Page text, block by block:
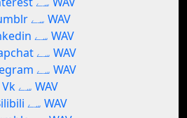
Tumblr سے WAV
Linkedin سے WAV
Snapchat سے WAV
Telegram سے WAV
Vk سے WAV
Bilibili سے WAV